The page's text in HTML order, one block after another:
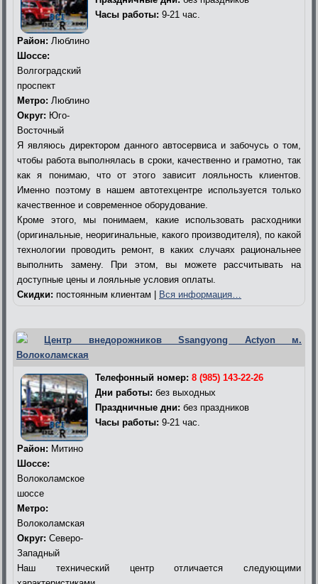
Часы работы: 9-21 час.
Район: Люблино
Шоссе:
Волгоградский
проспект
Метро: Люблино
Округ: Юго-
Восточный
Я являюсь директором данного автосервиса и забочусь о том,
чтобы работа выполнялась в сроки, качественно и грамотно, так
как я понимаю, что от этого зависит лояльность клиентов.
Именно поэтому в нашем автотехцентре используется только
качественное и современное оборудование.
Кроме этого, мы понимаем, какие использовать расходники
(оригинальные, неоригинальные, какого производителя), по какой
технологии проводить ремонт, в каких случаях рациональнее
выполнить замену. При этом, вы можете рассчитывать на
доступные цены и лояльные условия оплаты.
Скидки: постоянным клиентам | Вся информация…
Центр внедорожников Ssangyong Actyon м.
Волоколамская
Телефонный номер: 8 (985) 143-22-26
Дни работы: без выходных
Праздничные дни: без праздников
Часы работы: 9-21 час.
Район: Митино
Шоссе:
Волоколамское
шоссе
Метро:
Волоколамская
Округ: Северо-
Западный
Наш технический центр отличается следующими